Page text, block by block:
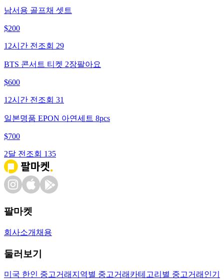
남서용 골프채 셋트
$200
12시간 전 조회 29
BTS 콘서트 티켓 2장팔아요
$600
12시간 전 조회 31
일본명품 EPON 아연세트 8pcs
$700
2달 전 조회 135
팔마켓
회사소개 채용
둘러보기
미국 한인 중고거래 지역별 중고거래 카테고리별 중고거래 인기